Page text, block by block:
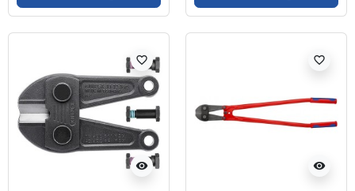
visibility
favorite_border
visibility
favorite_border